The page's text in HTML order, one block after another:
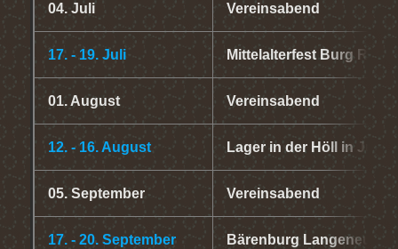
04. Juli Vereinsabend
17. - 19. Juli Mittelalterfest Burg
01. August Vereinsabend
12. - 16. August Lager in der Höll in
05. September Vereinsabend
17. - 20. September Bärenburg